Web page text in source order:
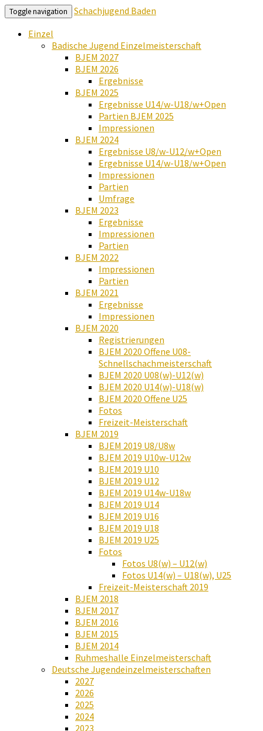
Toggle navigation
Schachjugend Baden
Einzel
Badische Jugend Einzelmeisterschaft
BJEM 2027
BJEM 2026
Ergebnisse
BJEM 2025
Ergebnisse U14/w-U18/w+Open
Partien BJEM 2025
Impressionen
BJEM 2024
Ergebnisse U8/w-U12/w+Open
Ergebnisse U14/w-U18/w+Open
Impressionen
Partien
Umfrage
BJEM 2023
Ergebnisse
Impressionen
Partien
BJEM 2022
Impressionen
Partien
BJEM 2021
Ergebnisse
Impressionen
BJEM 2020
Registrierungen
BJEM 2020 Offene U08-
Schnellschachmeisterschaft
BJEM 2020 U08(w)-U12(w)
BJEM 2020 U14(w)-U18(w)
BJEM 2020 Offene U25
Fotos
Freizeit-Meisterschaft
BJEM 2019
BJEM 2019 U8/U8w
BJEM 2019 U10w-U12w
BJEM 2019 U10
BJEM 2019 U12
BJEM 2019 U14w-U18w
BJEM 2019 U14
BJEM 2019 U16
BJEM 2019 U18
BJEM 2019 U25
Fotos
Fotos U8(w) – U12(w)
Fotos U14(w) – U18(w), U25
Freizeit-Meisterschaft 2019
BJEM 2018
BJEM 2017
BJEM 2016
BJEM 2015
BJEM 2014
Ruhmeshalle Einzelmeisterschaft
Deutsche Jugendeinzelmeisterschaften
2027
2026
2025
2024
2023